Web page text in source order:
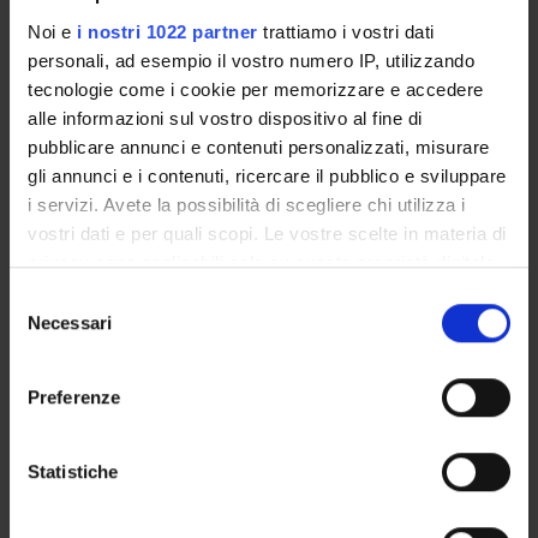
Noi e i nostri 1022 partner trattiamo i vostri dati
personali, ad esempio il vostro numero IP, utilizzando
tecnologie come i cookie per memorizzare e accedere
alle informazioni sul vostro dispositivo al fine di
pubblicare annunci e contenuti personalizzati, misurare
gli annunci e i contenuti, ricercare il pubblico e sviluppare
i servizi. Avete la possibilità di scegliere chi utilizza i
vostri dati e per quali scopi. Le vostre scelte in materia di
privacy sono applicabili solo su questa proprietà digitale
modificare o revocare il proprio consenso in qualsiasi
momento dalla Dichiarazione sui cookie o facendo clic
raccogliere informazioni sulla tua posizione
geografica, con un'approssimazione di qualche
delNecessari
Preferenze
Statistiche
GOVERNANCE
COMMITTEES
DEPARTMENT ADMINISTRATION OFFICES
STUDENT ADMINISTRATION OFFICES
DEPARTMENT FACILITIES
CENTRI
People